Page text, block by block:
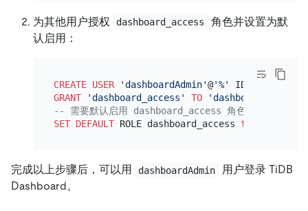
为其他用户授权 dashboard_access
角色并设置为默
认启用：
CREATE USER 'dashboardAdmin'@'%' IDENTIFIED
GRANT
'dashboard_access' TO 'dashboardAdmin'
-- 需要默认启用 dashboard_access 角色
SET DEFAULT ROLE dashboard_access to
完成以上步骤后，可以用 dashboardAdmin
用户登录 TiDB
Dashboard。